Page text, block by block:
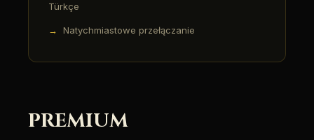
Türkçe
Natychmiastowe przełączanie
PREMIUM